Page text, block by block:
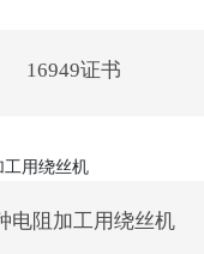
16949证书
电阻加工用绕丝机